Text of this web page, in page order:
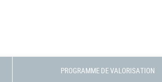
PROGRAMME DE VALORISATION